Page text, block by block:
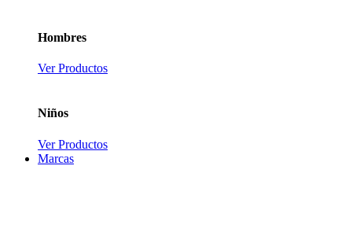
Hombres
Ver Productos
Niños
Ver Productos
Marcas